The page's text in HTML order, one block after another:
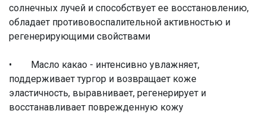
солнечных лучей и способствует ее восстановлению,
обладает противовоспалительной активностью и
регенерирующими свойствами
• Масло какао - интенсивно увлажняет,
поддерживает тургор и возвращает коже
эластичность, выравнивает, регенерирует и
восстанавливает поврежденную кожу